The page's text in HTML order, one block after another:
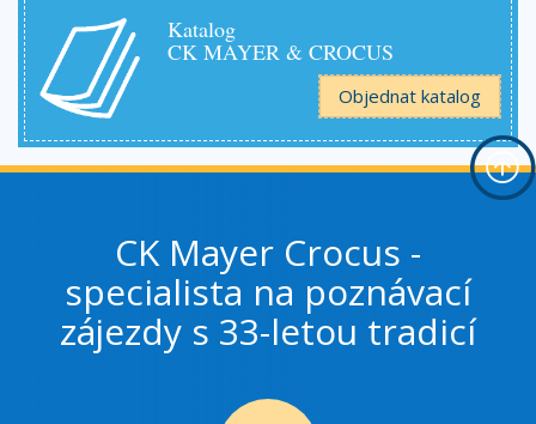
Katalog
CK MAYER & CROCUS
Objednat katalog
CK Mayer Crocus -
specialista na poznávací
zájezdy s 33-letou tradicí